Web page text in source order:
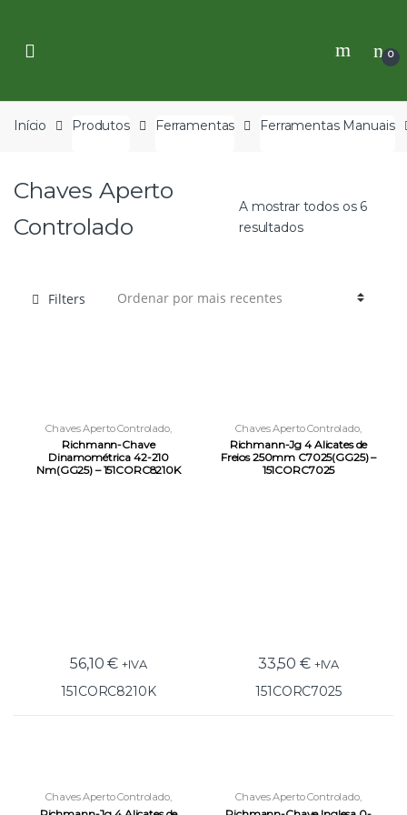
navigation
content
0
Início Produtos Ferramentas Ferramentas Manuais
Chaves Aperto
Controlado
A mostrar todos os 6
resultados
Filters
Chaves Aperto Controlado,
Ferramentas Ferramentas
Manuais
Richmann-Chave
Dinamométrica 42-210
Nm(GG25) – 151CORC8210K
56,10€ +IVA
151CORC8210K
Chaves Aperto Controlado,
Ferramentas Ferramentas
Manuais
Richmann-Jg 4 Alicates de
Freios 250mm C7025(GG25) –
151CORC7025
33,50 € +IVA
151CORC7025
Chaves Aperto Controlado,
Ferramentas Ferramentas
Chaves Aperto Controlado,
Ferramentas Ferramentas